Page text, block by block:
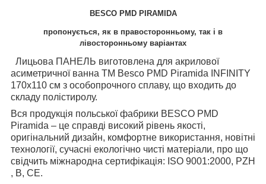
BESCO PMD PIRAMIDA
пропонується, як в правосторонньому, так і в
лівосторонньому варіантах
Лицьова ПАНЕЛЬ виготовлена для акрилової
асиметричної ванна ТМ Besco PMD Piramida INFINITY
170х110 см з особопрочного сплаву, що входить до
складу полістиролу.
Вся продукція польської фабрики BESCO PMD
Piramida – це справді високий рівень якості,
оригінальний дизайн, комфортне використання, новітні
технології, сучасні екологічно чисті матеріали, про що
свідчить міжнародна сертифікація: ISO 9001:2000, PZH
, B, CE.